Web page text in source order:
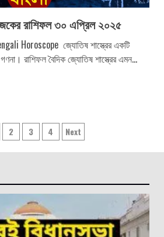
রাশিফল ৩০ এপ্রিল ২০২৫
Horoscope জ্যোতিষ শাস্ত্রের একটি
রাশিফল বৈদিক জ্যোতিষ শাস্ত্রের এমন...
2 3 4 Next